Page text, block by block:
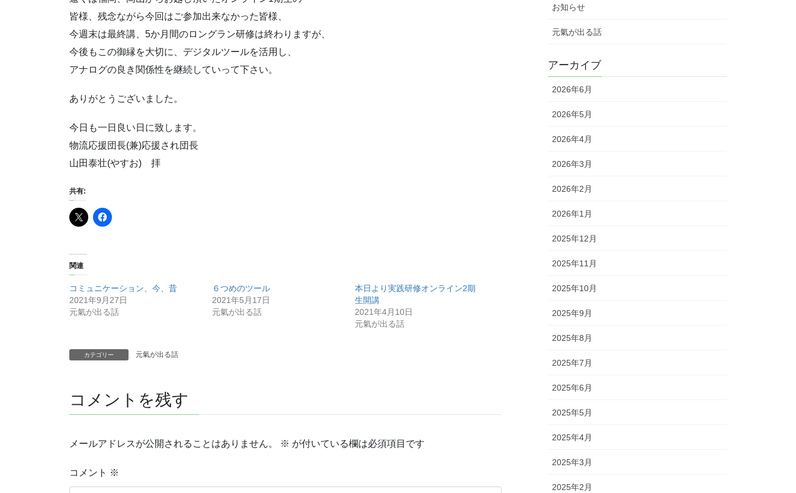
皆様、残念ながら今回はご参加出来なかった皆様、
今週末は最終講、5か月間のロングラン研修は終わりますが、
今後もこの御縁を大切に、デジタルツールを活用し、
アナログの良き関係性を継続していって下さい。
ありがとうございました。
今日も一日良い日に致します。
物流応援団長(兼)応援され団長
山田泰壮(やすお) 拝
共有:
関連
コミュニケーション、今、昔
2021年9月27日
元氣が出る話
６つめのツール
2021年5月17日
元氣が出る話
本日より実践研修オンライン2期
生開講
2021年4月10日
元氣が出る話
カテゴリー 元氣が出る話
コメントを残す
メールアドレスが公開されることはありません。 ※ が付いている欄は必須項目です
コメント ※
お知らせ
元氣が出る話
アーカイブ
2026年6月
2026年5月
2026年4月
2026年3月
2026年2月
2026年1月
2025年12月
2025年11月
2025年10月
2025年9月
2025年8月
2025年7月
2025年6月
2025年5月
2025年4月
2025年3月
2025年2月